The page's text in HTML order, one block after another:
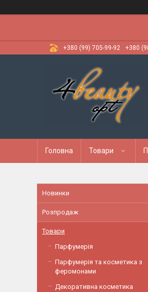
+380 (99) 705-99-92 +380
Головна Товари
Новинки
Розпродаж
Товари
Парфумерія
Парфумерія та косметика з
феромонами
Декоративна косметика